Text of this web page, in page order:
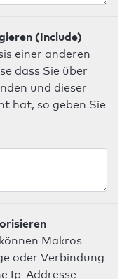
(Include)
einer anderen
dass Sie über
und dieser
hat, so geben Sie
Makros
oder Verbindung
Ip-Addresse